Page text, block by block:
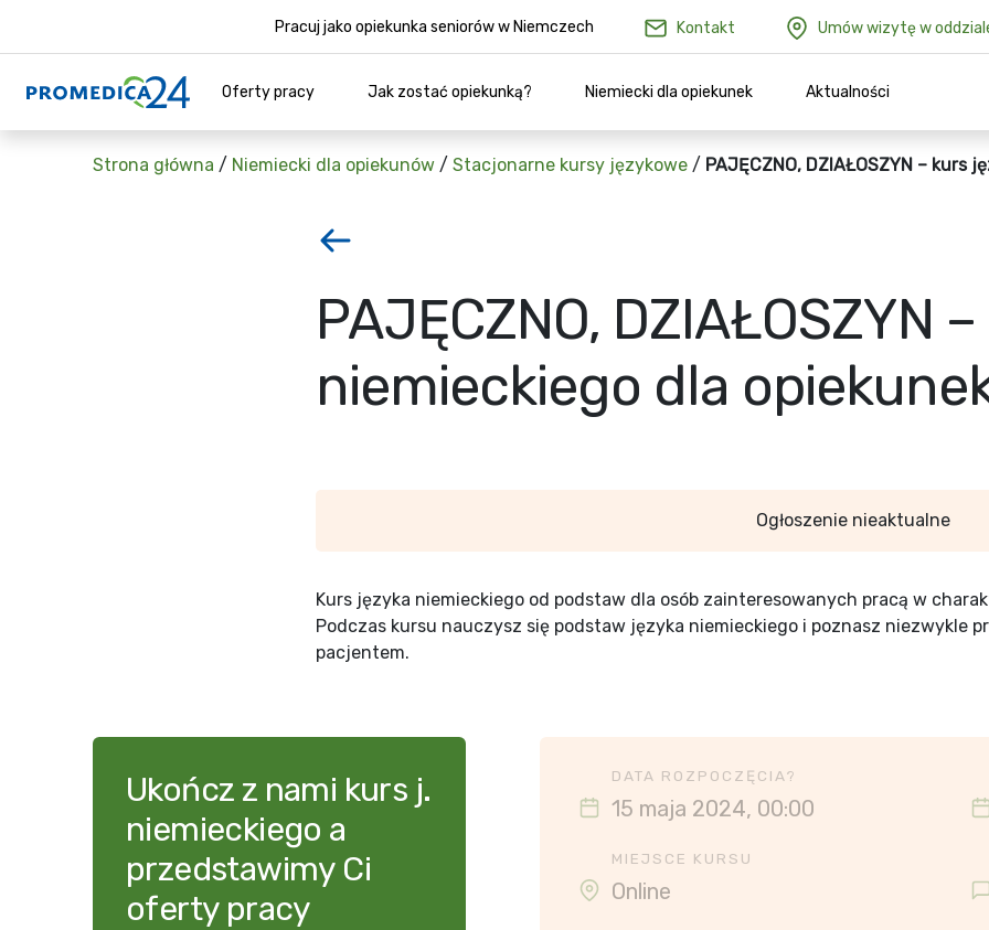
Pracuj jako opiekunka seniorów w Niemczech Kontakt Umów wizytę w
Oferty pracy Jak zostać opiekunką? Niemiecki dla opiekunek Aktualności
Strona główna / Niemiecki dla opiekunów / Stacjonarne kursy językowe / PAJĘCZNO, DZIAŁOSZYN – kurs
PAJĘCZNO, DZIAŁOSZYN
niemieckiego dla
Ogłoszenie nieaktualne
Kurs języka niemieckiego od podstaw dla osób zainteresowanych pracą w
Podczas kursu nauczysz się podstaw języka niemieckiego i poznasz niezwykle
pacjentem.
Ukończ z nami kurs j.
niemieckiego a
przedstawimy Ci
oferty pracy
DATA ROZPOCZĘCIA?
15 maja 2024, 00:00
MIEJSCE KURSU
Online